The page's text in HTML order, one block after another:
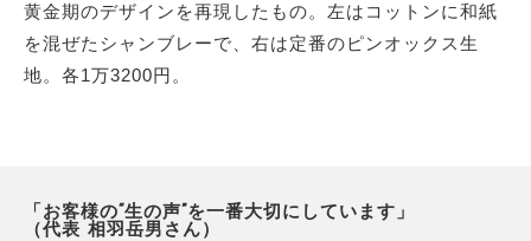
黄金期のデザインを再現したもの。左はコットンに和紙
を混ぜたシャンブレーで、右は定番のピンオックス生
地。各1万3200円。
「お客様の“生の声”を一番大切にしています」
（代表 相羽岳男さん）